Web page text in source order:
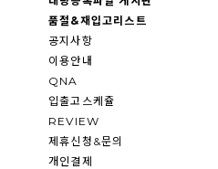
품절&재입고리스트
공지사항
이용안내
QNA
입출고스케쥴
REVIEW
제휴신청&문의
개인결제